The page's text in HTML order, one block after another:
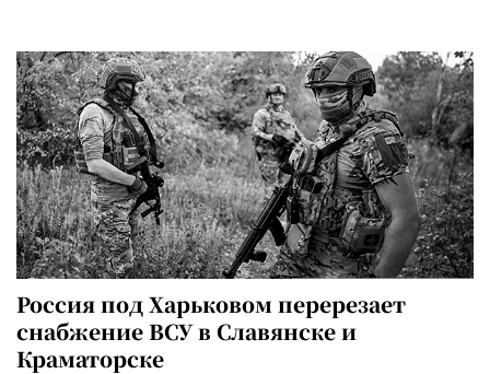
Россия под Харьковом перерезает
снабжение ВСУ в Славянске и
Краматорске